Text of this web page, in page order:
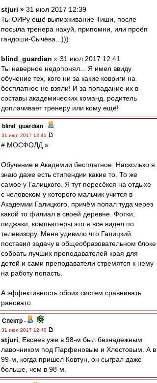
stjuri » 31 июл 2017 12:39
Ты ОИРу ещё выпизживание Тиши, после
посыла тренера нахуй, припомни, или проёп
гандоши-Сычёва...)))
blind_guardian » 31 июл 2017 12:41
Ты наверное недопонял... Я имел ввиду
обучение тех, кого ни за какие ковриги на
бесплатное не взяли! И за попадание их в
составы академических команд, родитель
доплачивает тренеру или кому ещё!
blind_guardian -
31 июл 2017 12:41
# МОСФОЛД »
Обучение в Академии бесплатное. Насколько я
знаю даже есть стипендии какие то. То же
самое у Галицкого. Я тут пересёкся на отдыхе
с человеком у которого мальчик учится в
Академии Галицкого, причём попал туда через
какой то филиал в своей деревне. Фотки,
пиджаки, компьютеры это я всё видел по
телевизору. Меня удивило что Галицкий
поставил задачу в общеобразовательном блоке
собрать лучших преподавателей края для
детей и сами преподаватели стремятся к нему
на работу попасть.
А эффективность обоих систем сравнивать
рановато.
Спектр -
31 июл 2017 12:40
stjuri , Евсеев уже в 98-м был безнадежным
лавочником под Парфеновым и Хлестовым. А в
99-м, когда пришел Ковтун, он сыграл даже
больше, чем в 98-м.